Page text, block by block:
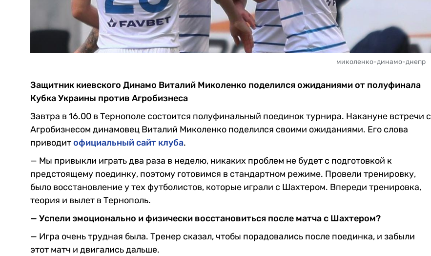
миколенко-динамо-днепр
Защитник киевского Динамо Виталий Миколенко поделился ожиданиями от полуфинала
Кубка Украины против Агробизнеса
Завтра в 16.00 в Тернополе состоится полуфинальный поединок турнира. Накануне встречи с
Агробизнесом динамовец Виталий Миколенко поделился своими ожиданиями. Его слова
приводитофициальный сайт клуба.
— Мы привыкли играть два раза в неделю, никаких проблем не будет с подготовкой к
предстоящему поединку, поэтому готовимся в стандартном режиме. Провели тренировку,
было восстановление у тех футболистов, которые играли с Шахтером. Впереди тренировка,
теория и вылет в Тернополь.
— Успели эмоционально и физически восстановиться после матча с Шахтером?
— Игра очень трудная была. Тренер сказал, чтобы порадовались после поединка, и забыли
этот матч и двигались дальше.